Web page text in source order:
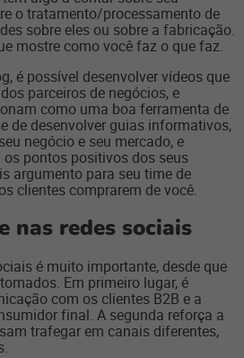
o tratamento/processamento de
sobre eles ou sobre a fabricação.
mostre como você faz o que faz.
é possível desenvolver vídeos que
parceiros de negócios, e
como uma boa ferramenta de
de desenvolver guias informativos,
negócio e seu mercado, e
pontos positivos dos seus
argumento para seu time de
clientes comprarem de você.
nas redes sociais
é muito importante, desde que
Em primeiro lugar, é
com os clientes B2B e a
final. A segunda reforça a
trafegar em canais diferentes,